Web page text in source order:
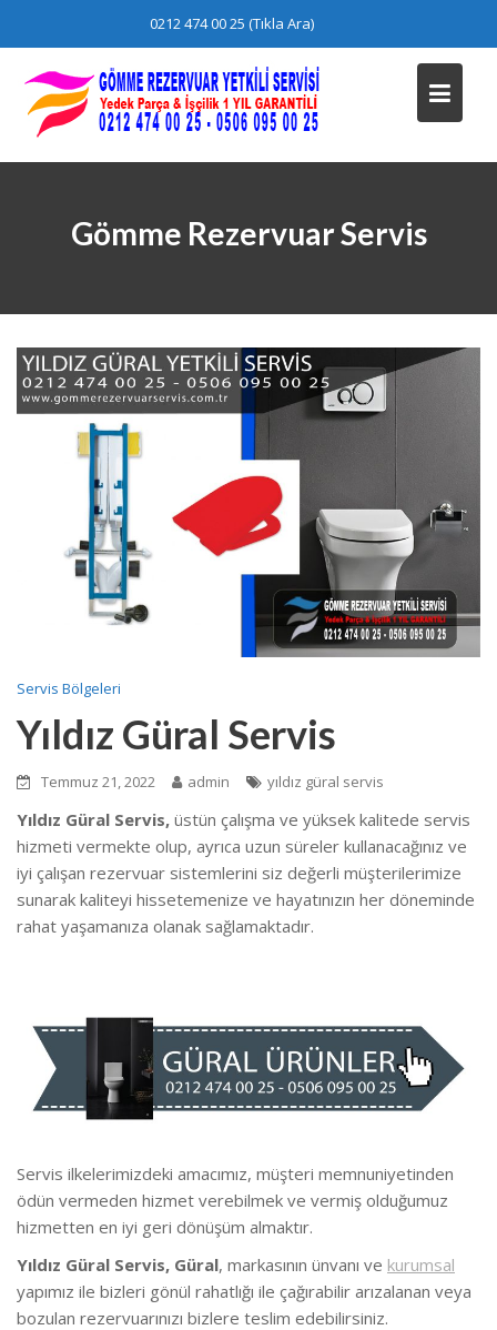
content
0212 474 00 25 (Tıkla Ara)
Gömme Rezervuar Servis
Servis Bölgeleri
Yıldız Güral Servis
Temmuz 21, 2022 admin yıldız güral servis
Yıldız Güral Servis, üstün çalışma ve yüksek kalitede servis
hizmeti vermekte olup, ayrıca uzun süreler kullanacağınız ve
iyi çalışan rezervuar sistemlerini siz değerli müşterilerimize
sunarak kaliteyi hissetemenize ve hayatınızın her döneminde
rahat yaşamanıza olanak sağlamaktadır.
Servis ilkelerimizdeki amacımız, müşteri memnuniyetinden
ödün vermeden hizmet verebilmek ve vermiş olduğumuz
hizmetten en iyi geri dönüşüm almaktır.
Yıldız Güral Servis, Güral, markasının ünvanı ve kurumsal
yapımız ile bizleri gönül rahatlığı ile çağırabilir arızalanan veya
bozulan rezervuarınızı bizlere teslim edebilirsiniz.